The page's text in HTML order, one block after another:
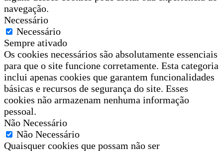
navegação.
Necessário
Necessário
Sempre ativado
Os cookies necessários são absolutamente essenciais
para que o site funcione corretamente. Esta categoria
inclui apenas cookies que garantem funcionalidades
básicas e recursos de segurança do site. Esses
cookies não armazenam nenhuma informação
pessoal.
Não Necessário
Não Necessário
Quaisquer cookies que possam não ser